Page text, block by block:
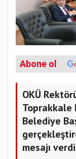
Abone ol
OKÜ
Toprakkale
Belediye
mesajı